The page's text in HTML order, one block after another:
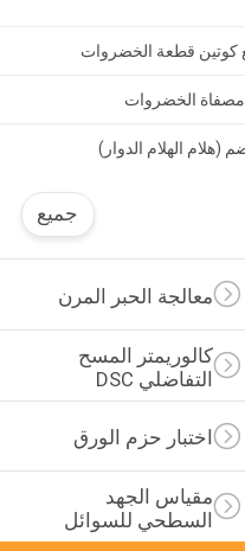
جميع
معالجة الحبر المرن
كالوريمتر المسح
التفاضلي DSC
اختبار حزم الورق
مقياس الجهد
السطحي للسوائل